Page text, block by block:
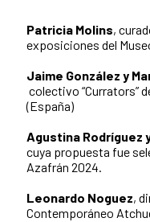
Patricia Molins,
exposiciones del
Jaime González y
colectivo “Currators”
(España)
Agustina Rodríguez
cuya propuesta fue
Azafrán 2024.
Leonardo Noguez,
Contemporáneo